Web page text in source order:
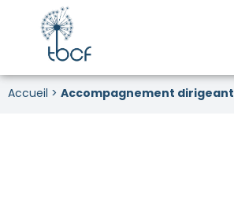
Accueil > Accompagnement dirigeant